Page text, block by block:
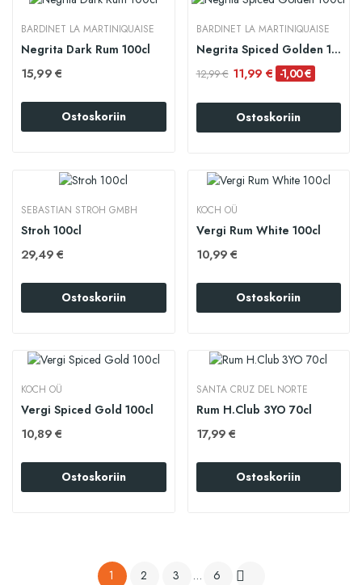
BARDINET LA MARTINIQUAISE
Negrita Dark Rum 100cl
15,99 €
Ostoskoriin
BARDINET LA MARTINIQUAISE
Negrita Spiced Golden 100cl
12,99 € 11,99 € -1,00 €
Ostoskoriin
SEBASTIAN STROH GMBH
Stroh 100cl
29,49 €
Ostoskoriin
KOCH OÜ
Vergi Rum White 100cl
10,99 €
Ostoskoriin
KOCH OÜ
Vergi Spiced Gold 100cl
10,89 €
Ostoskoriin
SANTA CRUZ DEL NORTE
Rum H.Club 3YO 70cl
17,99 €
Ostoskoriin
1 2 3 … 6 